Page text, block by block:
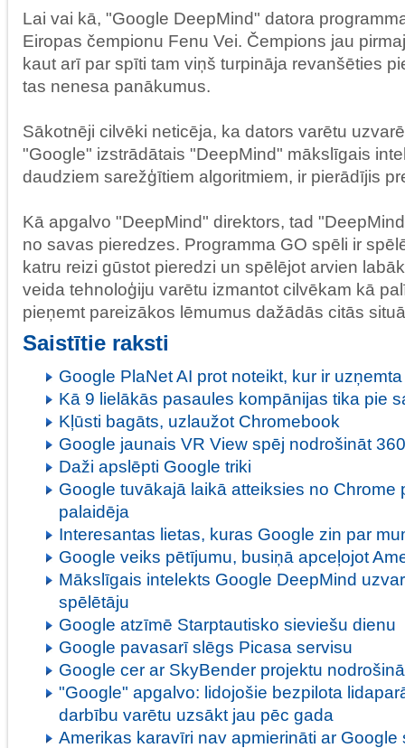
Lai vai kā, "Google DeepMind" datora
Eiropas čempionu Fenu Vei. Čempions jau
kaut arī par spīti tam viņš turpināja revanšēties
tas nenesa panākumus.
Sākotnēji cilvēki neticēja, ka dators varētu
"Google" izstrādātais "DeepMind" mākslīgais
daudziem sarežģītiem algoritmiem, ir pierādījis
Kā apgalvo "DeepMind" direktors, tad
no savas pieredzes. Programma GO spēli ir
katru reizi gūstot pieredzi un spēlējot arvien
veida tehnoloģiju varētu izmantot cilvēkam kā
pieņemt pareizākos lēmumus dažādās citās
Saistītie raksti
Google PlaNet AI prot noteikt, kur ir
Kā 9 lielākās pasaules kompānijas tika pie
Kļūsti bagāts, uzlaužot Chromebook
Google jaunais VR View spēj nodrošināt
Daži apslēpti Google triki
Google tuvākajā laikā atteiksies no Chrome
palaidēja
Interesantas lietas, kuras Google zin par
Google veiks pētījumu, busiņā apceļojot
Mākslīgais intelekts Google DeepMind
spēlētāju
Google atzīmē Starptautisko sieviešu dienu
Google pavasarī slēgs Picasa servisu
Google cer ar SkyBender projektu
"Google" apgalvo: lidojošie bezpilota
darbību varētu uzsākt jau pēc gada
Amerikas karavīri nav apmierināti ar